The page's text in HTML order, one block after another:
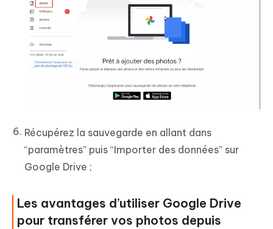
Récupérez la sauvegarde en allant dans
“paramètres” puis “Importer des données” sur
Google Drive ;
Les avantages d’utiliser Google Drive
pour transférer vos photos depuis